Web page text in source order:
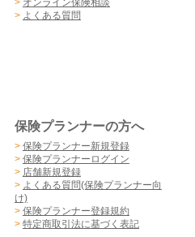
> よくある質問
保険プランナーの方へ
> 保険プランナー新規登録
> 保険プランナーログイン
> 店舗新規登録
> よくある質問(保険プランナー向
け)
> 保険プランナー登録規約
> 特定商取引法に基づく表記